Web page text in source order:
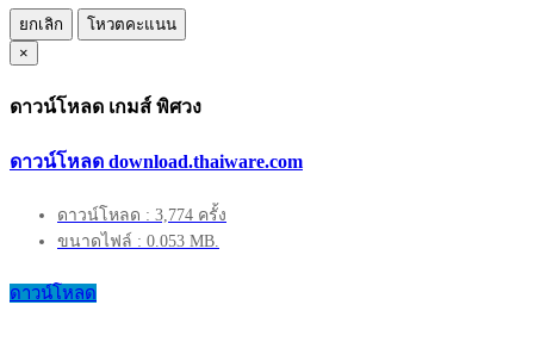
ยกเลิก
โหวตคะแนน
×
ดาวน์โหลด เกมส์ พิศวง
ดาวน์โหลด download.thaiware.com
ดาวน์โหลด : 3,774 ครั้ง
ขนาดไฟล์ : 0.053 MB.
ดาวน์โหลด